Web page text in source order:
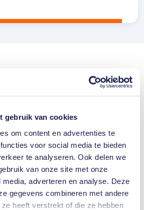
gebruik van cookies
om content en advertenties te
voor social media te bieden
te analyseren. Ook delen we
van onze site met onze
adverteren en analyse. Deze
gegevens combineren met andere
heeft verstrekt of die ze hebben
hebben er
aan de
Spelen?